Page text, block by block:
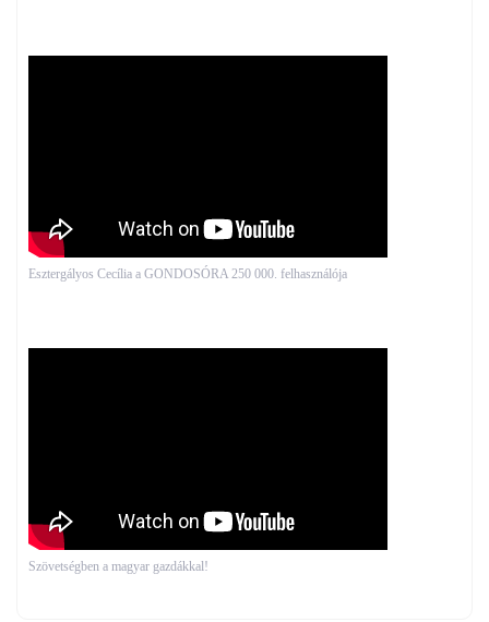
Esztergályos Cecília a GONDOSÓRA 250 000. felhasználója
Szövetségben a magyar gazdákkal!